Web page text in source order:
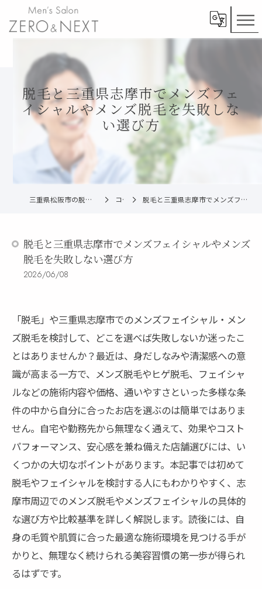
脱毛と三重県志摩市でメンズフェ
イシャルやメンズ脱毛を失敗しな
い選び方
三重県松阪市の脱毛ならメンズ脱毛ZERO松阪店 コラム 脱毛と三重県志摩市でメンズフェイシャルやメンズ脱毛を失敗しない選び方
脱毛と三重県志摩市でメンズフェイシャルやメンズ
脱毛を失敗しない選び方
2026/06/08
「脱毛」や三重県志摩市でのメンズフェイシャル・メン
ズ脱毛を検討して、どこを選べば失敗しないか迷ったこ
とはありませんか？最近は、身だしなみや清潔感への意
識が高まる一方で、メンズ脱毛やヒゲ脱毛、フェイシャ
ルなどの施術内容や価格、通いやすさといった多様な条
件の中から自分に合ったお店を選ぶのは簡単ではありま
せん。自宅や勤務先から無理なく通えて、効果やコスト
パフォーマンス、安心感を兼ね備えた店舗選びには、い
くつかの大切なポイントがあります。本記事では初めて
脱毛やフェイシャルを検討する人にもわかりやすく、志
摩市周辺でのメンズ脱毛やメンズフェイシャルの具体的
な選び方や比較基準を詳しく解説します。読後には、自
身の毛質や肌質に合った最適な施術環境を見つける手が
かりと、無理なく続けられる美容習慣の第一歩が得られ
るはずです。